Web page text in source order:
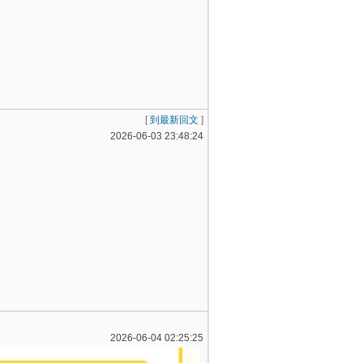
[到最新回文 ]
2026-06-03 23:48:24
2026-06-04 02:25:25